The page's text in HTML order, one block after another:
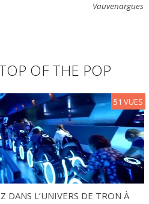
Vauvenargues
OF THE POP
DANS L’UNIVERS DE TRON À
51 VUES